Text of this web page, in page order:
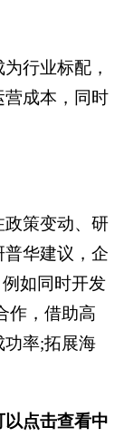
行业标配，
成本，同时
政策变动、研
华建议，企
如同时开发
作，借助高
功率;拓展海
点击查看中